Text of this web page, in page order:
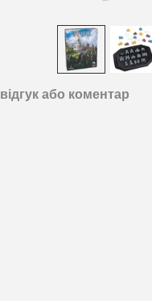
або коментар